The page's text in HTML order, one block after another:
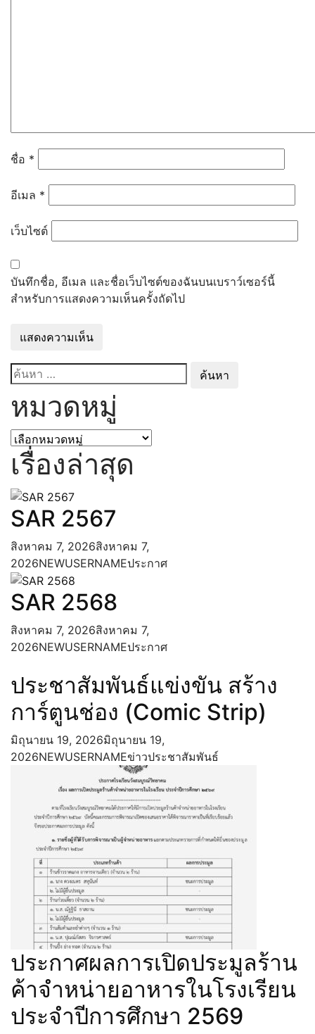
E-Service
รายการการจัดซื้อจัดจ้างหรือการจัดหา
พัสดุ และความก้าวหน้าการจัดซื้อจัดจ้าง
จัดหาพัสดุประจำปีงบประมาณ พ.ศ.
2567
การบริหารและพัฒนาทรัพยากรบุคคล
แผนการบริหารและพัฒนาทรัพยากร
บุคคล
ประมวลจริยธรรม และการขับเคลื่อน
จริยธรรม
การส่งเสริมความโปร่งใส
ทุจริตและประพฤติมิชอบ
พฤติมิชอบ
การดำเนินการเพื่อป้องกันการทุจริตในประเด็น
สินบน
ประกาศเจตนารมณ์และการสร้าง
จากการปฏิบัติหน้าที่
การประเมินความเสี่ยงที่อาจเกิดการให้
ภารกิจของสถานศึกษาประจำ
ปีงบประมาณ 2568
การส่งเสริมคุณธรรมและความโปร่งใส
แนวทาง/โครงการ/กิจกรรมการป้องกัน
ทุจริต
มาตรการส่งเสริมคุณธรรมและความ
โปร่งใสภายในสถานศึกษา
ติดต่อ
ชื่อ *
อีเมล *
เว็บไซต์
บันทึกชื่อ, อีเมล และชื่อเว็บไซต์ของฉันบนเบราว์เซอร์นี้
สำหรับการแสดงความเห็นครั้งถัดไป
ค้นหา
สำหรับ:
หมวดหมู่
หมวด
หมู่
เรื่องล่าสุด
SAR 2567
สิงหาคม 7, 2026สิงหาคม 7,
2026NEWUSERNAMEประกาศ
SAR 2568
สิงหาคม 7, 2026สิงหาคม 7,
2026NEWUSERNAMEประกาศ
ประชาสัมพันธ์แข่งขัน สร้าง
การ์ตูนช่อง (Comic Strip)
มิถุนายน 19, 2026มิถุนายน 19,
2026NEWUSERNAMEข่าวประชาสัมพันธ์
ประกาศผลการเปิดประมูลร้าน
ค้าจำหน่ายอาหารในโรงเรียน
ประจำปีการศึกษา 2569